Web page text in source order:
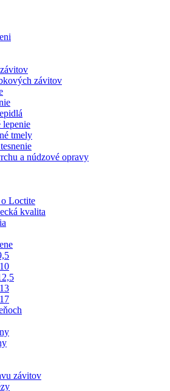
závitov
lepenie
tmely
a núdzové opravy
Loctite
kvalita
závitov